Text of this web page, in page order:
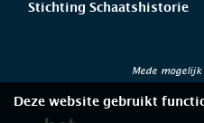
Stichting Schaatshistorie
Mede
Deze website gebruikt